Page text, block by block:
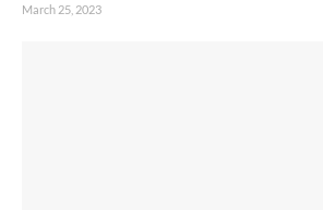
March 25, 2023